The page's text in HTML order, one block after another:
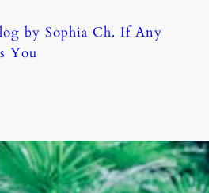
by Sophia Ch. If Any
You